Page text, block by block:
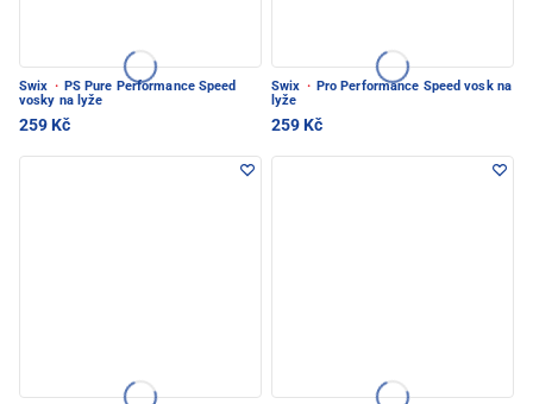
Swix · PS Pure Performance Speed
vosky na lyže
259 Kč
Swix · Pro Performance Speed vosk na
lyže
259 Kč